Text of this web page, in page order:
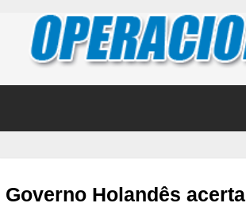
Governo Holandês